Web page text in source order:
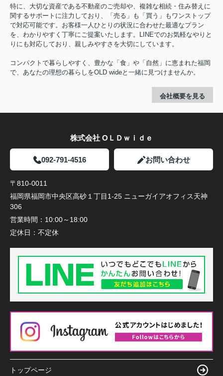
特に、大切な資産である不動産のご売却や、複雑な相続・住み替えに
関するサポートに注力しており、「売る」も「買う」もワンストップ
で対応可能です。お客様一人ひとりの状況に合わせた最適なプラン
を、わかりやすく丁寧にご提案いたします。LINEでのお気軽なやりと
りにも対応しており、親しみやすさを大切にしています。
コンパクトで暮らしやすく、豊かな「食」や「自然」に恵まれた福岡
で、あなたの理想の暮らしをOLD wideと一緒に見つけませんか。
会社概要を見る
株式会社 ОＬＤｗｉｄｅ
092-791-4516 お問い合わせ
〒810-0011
福岡県福岡市中央区高砂１丁目1-25 ニューガイアオフィス天神
306
営業時間： 10:00～18:00
定休日： 不定休
トップページ